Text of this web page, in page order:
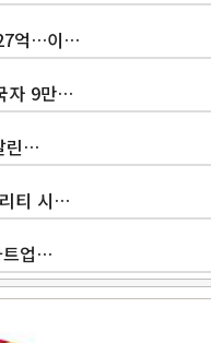
억…이…
자 9만…
린…
티 시…
트업…